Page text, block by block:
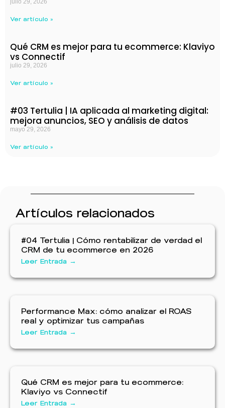
Ver artículo »
Qué CRM es mejor para tu ecommerce: Klaviyo
vs Connectif
julio 29, 2026
Ver artículo »
#03 Tertulia | IA aplicada al marketing digital:
mejora anuncios, SEO y análisis de datos
mayo 29, 2026
Ver artículo »
Artículos relacionados
#04 Tertulia | Cómo rentabilizar de verdad el
CRM de tu ecommerce en 2026
Leer Entrada →
Performance Max: cómo analizar el ROAS
real y optimizar tus campañas
Leer Entrada →
Qué CRM es mejor para tu ecommerce:
Klaviyo vs Connectif
Leer Entrada →